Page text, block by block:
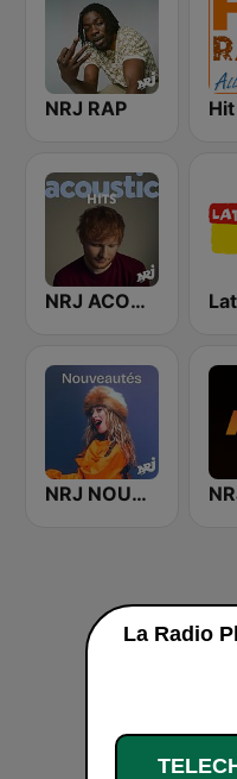
NRJ RAP
NRJ ACOUSTIC HITS
NRJ NOUVEAUTES